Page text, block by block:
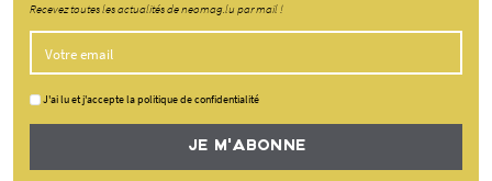
Recevez toutes les actualités de neomag.lu par mail !
J'ai lu et j'accepte la politique de confidentialité
JE M'ABONNE